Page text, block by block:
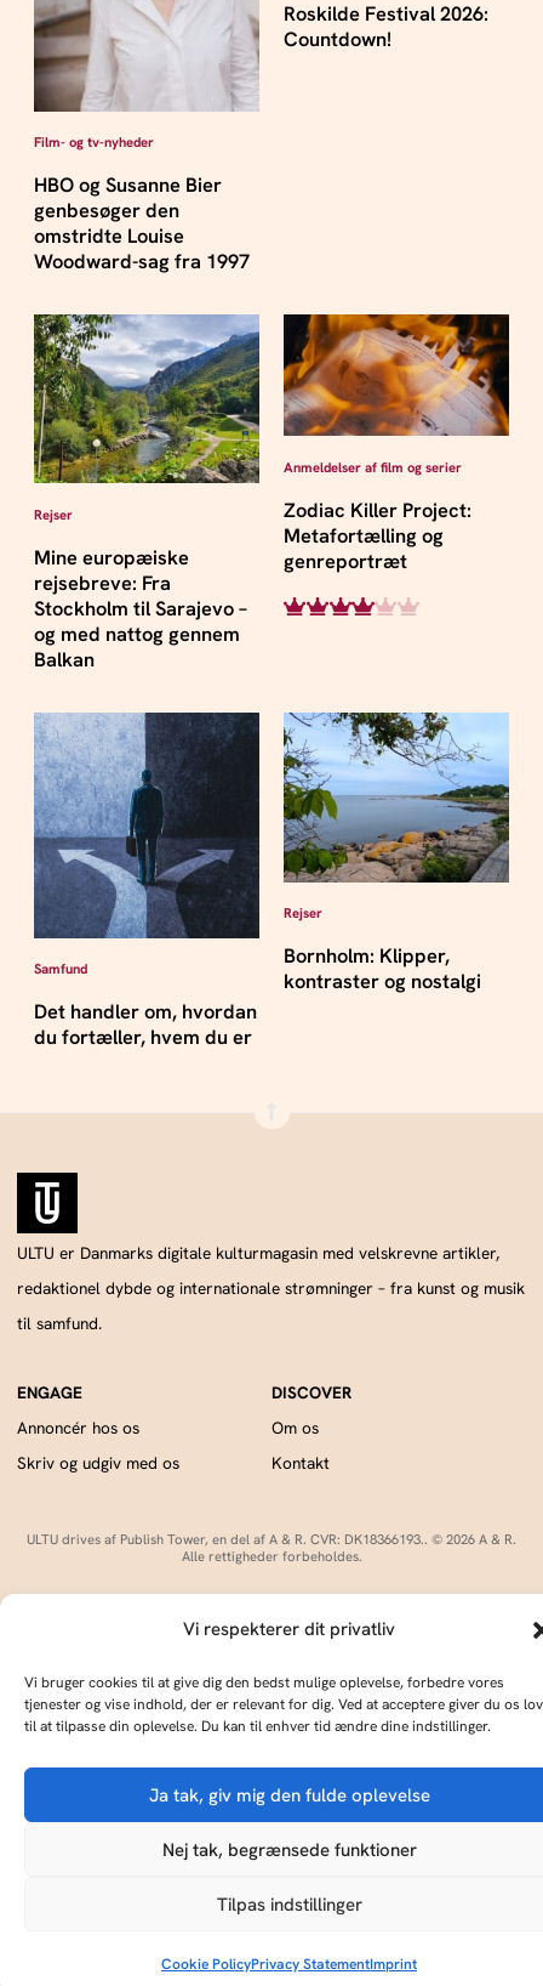
Vi respekterer dit privatliv
Vi bruger cookies til at give dig den bedst mulige oplevelse, forbedre vores
tjenester og vise indhold, der er relevant for dig. Ved at acceptere giver du os lov
til at tilpasse din oplevelse. Du kan til enhver tid ændre dine indstillinger.
Ja tak, giv mig den fulde oplevelse
Nej tak, begrænsede funktioner
Tilpas indstillinger
Cookie PolicyPrivacy StatementImprint
Film- og tv-nyheder
HBO og Susanne Bier
genbesøger den
omstridte Louise
Woodward-sag fra 1997
Roskilde Festival 2026:
Countdown!
Rejser
Mine europæiske
rejsebreve: Fra
Stockholm til Sarajevo –
og med nattog gennem
Balkan
Anmeldelser af film og serier
Zodiac Killer Project:
Metafortælling og
genreportræt
Samfund
Det handler om, hvordan
du fortæller, hvem du er
Rejser
Bornholm: Klipper,
kontraster og nostalgi
ULTU er Danmarks digitale kulturmagasin med velskrevne artikler,
redaktionel dybde og internationale strømninger – fra kunst og musik
til samfund.
Annoncér hos os
Skriv og udgiv med os
Om os
Kontakt
ULTU drives af Publish Tower, en del af A & R. CVR: DK18366193.. © 2026 A & R.
Alle rettigheder forbeholdes.
Cookie Policy Privacy Statement Terms of Service Imprint DMCA
KØB ULTU
ULTU er til salg som en del af en platform med 7